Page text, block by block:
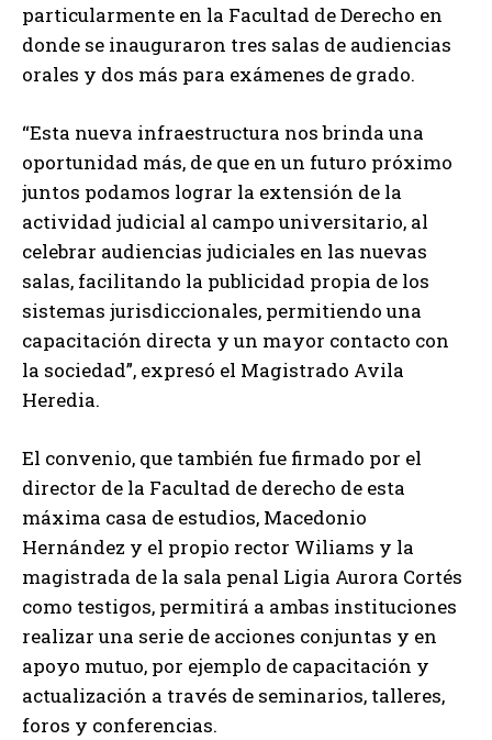
particularmente en la Facultad de Derecho en
donde se inauguraron tres salas de audiencias
orales y dos más para exámenes de grado.
“Esta nueva infraestructura nos brinda una
oportunidad más, de que en un futuro próximo
juntos podamos lograr la extensión de la
actividad judicial al campo universitario, al
celebrar audiencias judiciales en las nuevas
salas, facilitando la publicidad propia de los
sistemas jurisdiccionales, permitiendo una
capacitación directa y un mayor contacto con
la sociedad”, expresó el Magistrado Avila
Heredia.
El convenio, que también fue firmado por el
director de la Facultad de derecho de esta
máxima casa de estudios, Macedonio
Hernández y el propio rector Wiliams y la
magistrada de la sala penal Ligia Aurora Cortés
como testigos, permitirá a ambas instituciones
realizar una serie de acciones conjuntas y en
apoyo mutuo, por ejemplo de capacitación y
actualización a través de seminarios, talleres,
foros y conferencias.